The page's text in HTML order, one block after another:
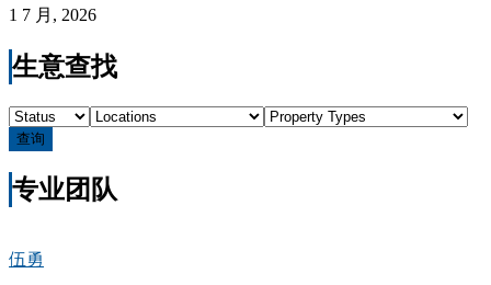
1 7 月, 2026
生意查找
查询
专业团队
伍勇